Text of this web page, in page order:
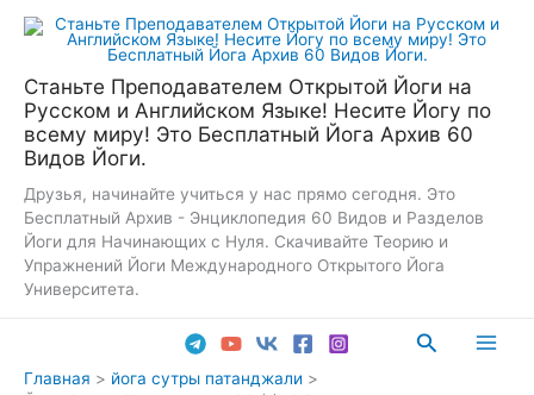
Перейти
Станьте Преподавателем Открытой Йоги на
Русском и Английском Языке! Несите Йогу по
всему миру! Это Бесплатный Йога Архив 60
Видов Йоги.
Друзья, начинайте учиться у нас прямо сегодня. Это
Бесплатный Архив - Энциклопедия 60 Видов и Разделов
Йоги для Начинающих с Нуля. Скачивайте Теорию и
Упражнений Йоги Международного Открытого Йога
Университета.
Поиск
Главная
йога сутры патанджали